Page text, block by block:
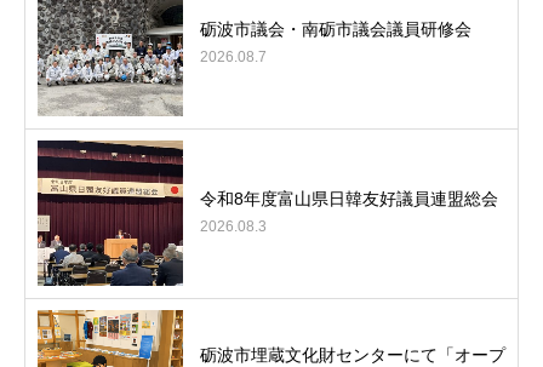
砺波市議会・南砺市議会議員研修会
2026.08.7
令和8年度富山県日韓友好議員連盟総会
2026.08.3
砺波市埋蔵文化財センターにて「オープ